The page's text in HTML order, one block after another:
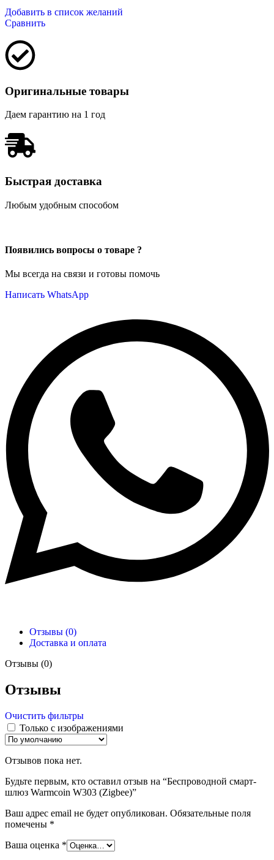
Добавить в список желаний
Сравнить
Оригинальные товары
Даем гарантию на 1 год
Быстрая доставка
Любым удобным способом
Появились вопросы о товаре ?
Мы всегда на связи и готовы помочь
Написать WhatsApp
Отзывы (0)
Доставка и оплата
Отзывы (0)
Отзывы
Очистить фильтры
Только с изображениями
Отзывов пока нет.
Будьте первым, кто оставил отзыв на “Беспроводной смарт-
шлюз Warmcoin W303 (Zigbee)”
Ваш адрес email не будет опубликован. Обязательные поля
помечены *
Ваша оценка *